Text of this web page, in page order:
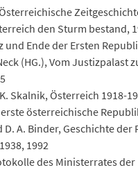
den Sturm bestand,
und Ende der Ersten
(HG.), Vom Justizpalast
Skalnik, Österreich 1918-
erste österreichische
D. A. Binder, Geschichte der
1992
des Ministerrates der